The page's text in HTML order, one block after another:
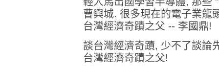
曹興城. 很多現在的電子業龍
台灣經濟奇蹟之父 -- 李國鼎!
談台灣經濟奇蹟, 少不了談論
台灣經濟奇蹟之父!